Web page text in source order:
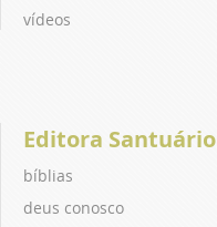
vídeos
Editora Santuário
bíblias
deus conosco